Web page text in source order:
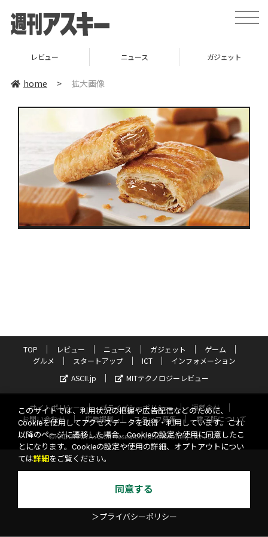
toggle
レビュー ニュース ガジェット
home > 拡大画像
TOP レビュー ニュース ガジェット
ゲーム
グルメ
スタートアップ ICT
インフォメーション
ASCII.jp
MITテクノロジーレビュー
サイトポリシー プライバシーポリシー
運営会社
お問い合わせ
広告掲載 スタッフ募集
電子版について
©KADOKAWA ASCII Research Laboratories, Inc. 2026
このサイトでは、利用状況の把握や広告配信などのために、
Cookieを使用してアクセスデータを取得・利用しています。これ
以降のページに遷移した場合、Cookieの設定や使用に同意したこ
とになります。Cookieの設定や使用の詳細、オプトアウトについ
ては詳細 をご覧ください。
同意する
＞プライバシーポリシー